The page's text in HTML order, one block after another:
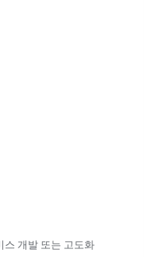
스 개발 또는 고도화